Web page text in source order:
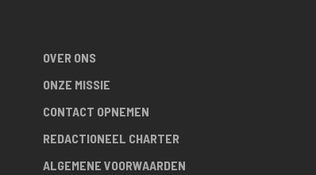
OVER ONS
ONZE MISSIE
CONTACT OPNEMEN
REDACTIONEEL CHARTER
ALGEMENE VOORWAARDEN